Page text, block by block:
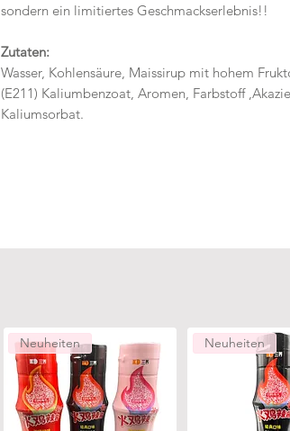
sondern ein limitiertes Geschmackserlebnis!!
Zutaten:
Wasser, Kohlensäure, Maissirup mit hohem
(E211) Kaliumbenzoat, Aromen, Farbstoff
Kaliumsorbat.
Neuheiten Neuheiten